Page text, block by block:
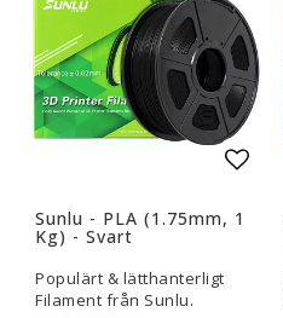
Sunlu - PLA (1.75mm, 1
Kg) - Svart
Populärt & lätthanterligt
Filament från Sunlu.